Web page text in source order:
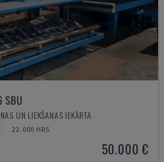
SBU
UN LIEKŠANAS IEKĀRTA
22.000 HRS
50.000 €